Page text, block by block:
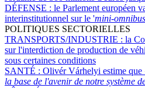
DÉFENSE : le Parlement européen
interinstitutionnel sur le 'mini-omnibus
POLITIQUES SECTORIELLES
TRANSPORTS/INDUSTRIE : la
sur l'interdiction de production de
sous certaines conditions
SANTÉ : Olivér Várhelyi estime que
la base de l'avenir de notre système